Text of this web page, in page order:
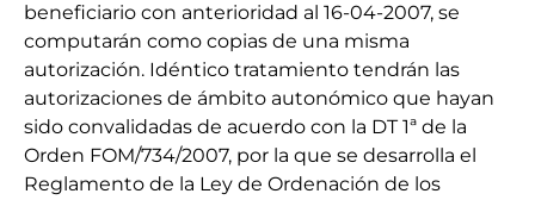
beneficiario con anterioridad al 16-04-2007, se
computarán como copias de una misma
autorización. Idéntico tratamiento tendrán las
autorizaciones de ámbito autonómico que hayan
sido convalidadas de acuerdo con la DT 1ª de la
Orden FOM/734/2007, por la que se desarrolla el
Reglamento de la Ley de Ordenación de los